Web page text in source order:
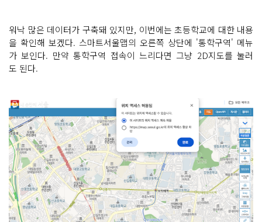
워낙 많은 데이터가 구축돼 있지만, 이번에는 초등학교에 대한 내용
을 확인해 보겠다. 스마트서울맵의 오른쪽 상단에 '통학구역' 메뉴
가 보인다. 만약 통학구역 접속이 느리다면 그냥 2D지도를 눌러
도 된다.